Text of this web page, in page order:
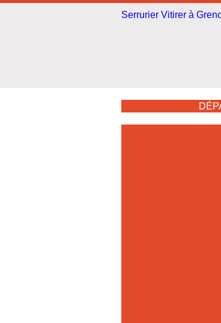
Serrurier Vitirer à